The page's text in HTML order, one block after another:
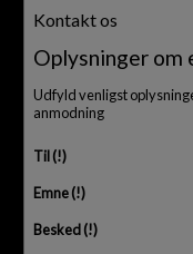
Kontakt os
Oplysninger om
Udfyld venligst
anmodning
Til
Emne
Besked